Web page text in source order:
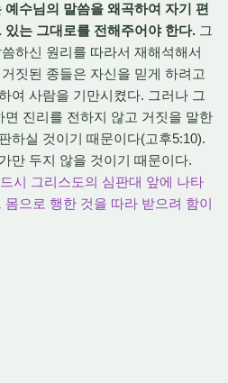
수님의 말씀을 왜곡하여 자기 편
는 그대로를 전해주어야 한다. 그
하신 원리를 따라서 재해석해서
짓된 종들은 자신을 믿게 하려고
여 사람을 기만시켰다. 그러나 그
진리를 전하지 않고 거짓을 말한
하실 것이기 때문이다(고후5:10).
만 두지 않을 것이기 때문이다.
시 그리스도의 심판대 앞에 나타
으로 행한 것을 따라 받으려 함이